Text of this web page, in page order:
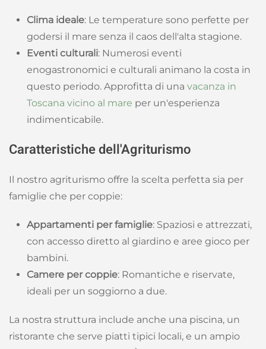
Clima ideale: Le temperature sono perfette per
godersi il mare senza il caos dell'alta stagione.
Eventi culturali: Numerosi eventi
enogastronomici e culturali animano la costa in
questo periodo. Approfitta di una vacanza in
Toscana vicino al mare per un'esperienza
indimenticabile.
Caratteristiche dell'Agriturismo
Il nostro agriturismo offre la scelta perfetta sia per
famiglie che per coppie:
Appartamenti per famiglie: Spaziosi e attrezzati,
con accesso diretto al giardino e aree gioco per
bambini.
Camere per coppie: Romantiche e riservate,
ideali per un soggiorno a due.
La nostra struttura include anche una piscina, un
ristorante che serve piatti tipici locali, e un ampio